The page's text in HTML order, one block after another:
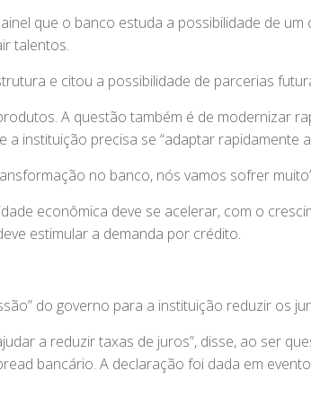
que o banco estuda a possibilidade de
talentos.
e citou a possibilidade de parcerias
A questão também é de modernizar
instituição precisa se “adaptar rapidamente
no banco, nós vamos sofrer
econômica deve se acelerar, com o
estimular a demanda por crédito.
do governo para a instituição reduzir os
a reduzir taxas de juros”, disse, ao ser
bancário. A declaração foi dada em